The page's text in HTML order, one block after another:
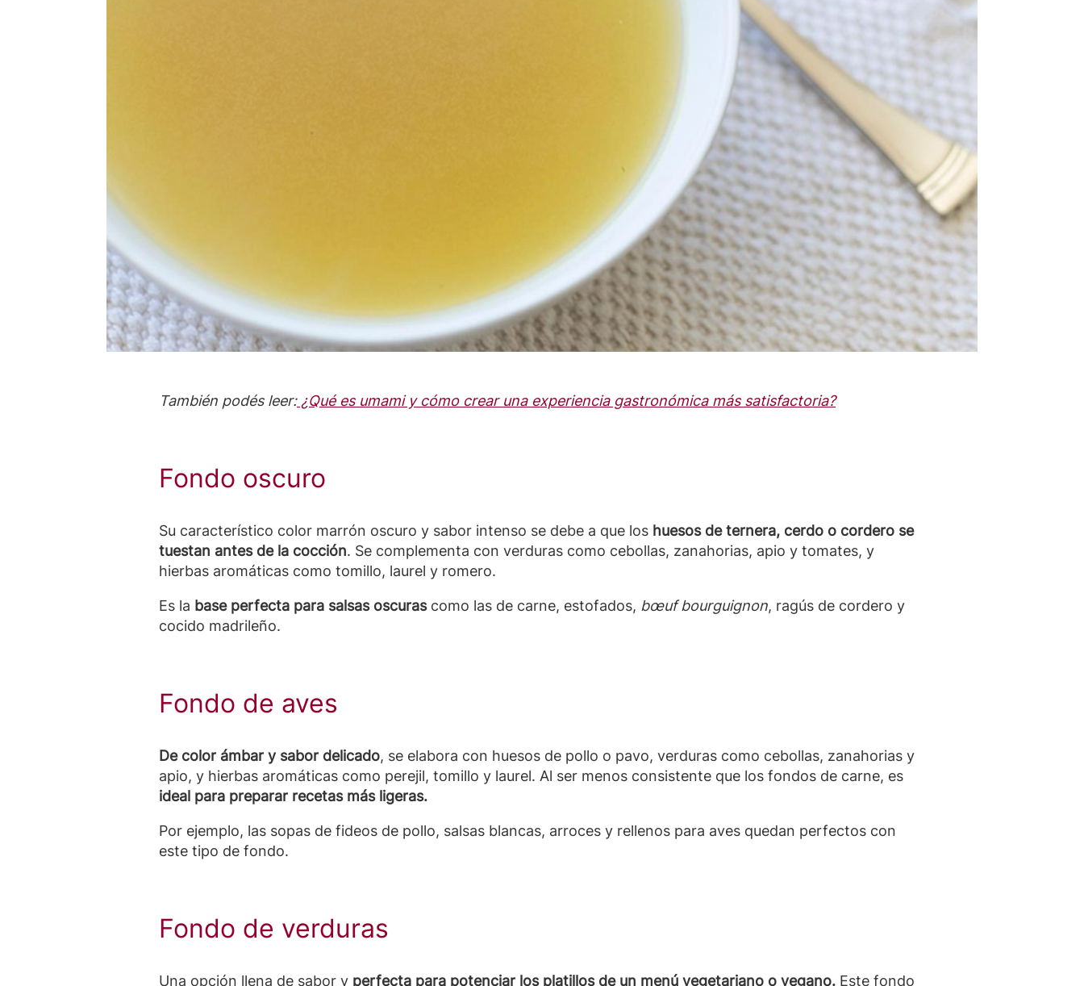
También podés leer:¿Qué es umami y cómo crear una experiencia gastronómica más satisfactoria?
Fondo oscuro
Su característico color marrón oscuro y sabor intenso se debe a que los huesos de ternera, cerdo o cordero se
tuestan antes de la cocción. Se complementa con verduras como cebollas, zanahorias, apio y tomates, y
hierbas aromáticas como tomillo, laurel y romero.
Es la base perfecta para salsas oscurascomo las de carne, estofados, bœuf bourguignon, ragús de cordero y
cocido madrileño.
Fondo de aves
De color ámbar y sabor delicado, se elabora con huesos de pollo o pavo, verduras como cebollas, zanahorias y
apio, y hierbas aromáticas como perejil, tomillo y laurel. Al ser menos consistente que los fondos de carne, es
ideal para preparar recetas más ligeras.
Por ejemplo, las sopas de fideos de pollo, salsas blancas, arroces y rellenos para aves quedan perfectos con
este tipo de fondo.
Fondo de verduras
Una opción llena de sabor y perfecta para potenciar los platillos de un menú vegetariano o vegano. Este fondo